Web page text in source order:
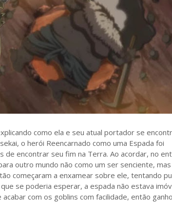
como ela e seu atual portador se
o herói Reencarnado como uma Espada foi
encontrar seu fim na Terra. Ao acordar, no
outro mundo não como um ser senciente, mas
começaram a enxamear sobre ele, tentando
se poderia esperar, a espada não estava
com os goblins com facilidade, então